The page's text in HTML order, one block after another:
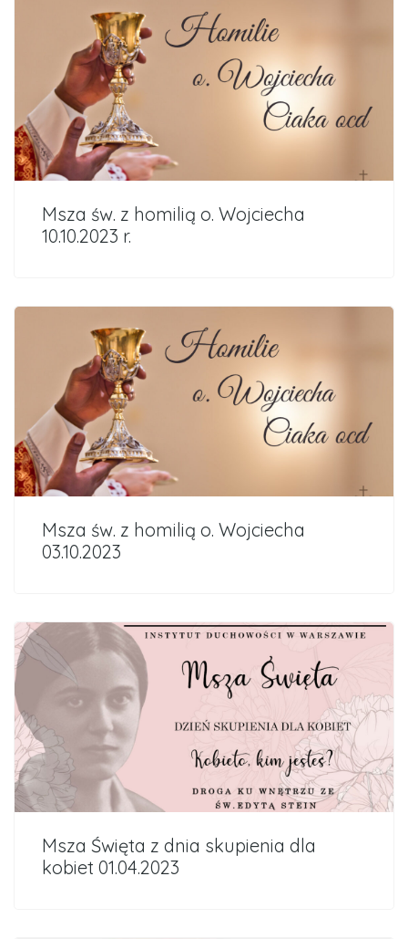
Msza św. z homilią o. Wojciecha
10.10.2023 r.
Msza św. z homilią o. Wojciecha
03.10.2023
Msza Święta z dnia skupienia dla
kobiet 01.04.2023